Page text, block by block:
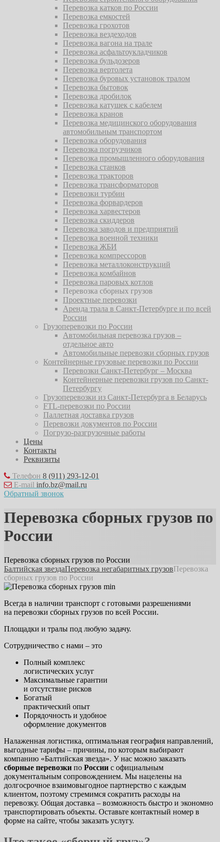
Перевозка катков по России
Перевозка емкостей
Перевозка грохотов
Перевозка вездеходов
Перевозка вагона на трале
Перевозка асфальтоукладчиков
Перевозка бульдозеров
Перевозка вертолета
Перевозка буровых установок тралом
Перевозка бытовок
Перевозка дробилок
Перевозка катушек с кабелем
Перевозка кранов
Перевозка медицинского оборудования
автомобильным транспортом
Перевозка оборудования
Перевозка погрузчиков
Перевозка промышленного оборудования
Перевозка станков
Перевозка тракторов
Перевозка трансформаторов
Перевозки турбин
Перевозка форвардеров
Перевозка харвестеров
Перевозка скиддеров
Перевозка заводов и предприятий
Перевозка военной техники
Перевозка ЖБИ
Перевозка компрессоров
Перевозка металлоконструкций
Перевозка комбайнов
Перевозка паровых котлов
Перевозка сборных грузов
Проектные перевозки
Аренда трала в Санкт-Петербурге и по всей
России
Грузоперевозки по России
Автомобильная перевозка грузов –
отдельное авто
Автомобильные перевозки сборных грузов
Контейнерные грузовые перевозки по России
Перевозки Санкт-Петербург – Москва
Контейнерные перевозки грузов по Санкт-
Петербургу
Грузоперевозки из Санкт-Петербурга в Беларусь
FTL-перевозки по России
Паллетная доставка грузов
Перевозки документов по России
Погрузо-разгрузочные работы
Цены
Контакты
Реквизиты
Телефон 8 (911) 293-12-01
E-mail info.bz@mail.ru
Обратный звонок
Перевозка сборных грузов по
России
Перевозка сборных грузов по России
Балтийская звездаПеревозка негабаритных грузовПеревозка
сборных грузов по России
Всегда в наличии транспорт с готовыми разрешениями
на перевозки сборных грузов по всей России.
Площадки и тралы под любую задачу.
Сотрудничество с нами – это
Полный комплекс
логистических услуг
Максимальные гарантии
и отсутствие рисков
Богатый
практический опыт
Порядочность и удобное
оформление документов
Налаженная логистика, оптимальная география направлений,
выгодные тарифы – причины, по которым выбирают
компанию «Балтийская звезда». У нас можно заказать
сборные перевозки по России с официальным
документальным сопровождением. Мы нацелены на
долгосрочное взаимовыгодное партнерство с каждым
клиентом, поэтому стремимся сократить расходы на
перевозку. Общая доставка – возможность быстро и экономно
транспортировать объекты. Оставьте контактный номер в
форме на сайте, чтобы заказать услугу.